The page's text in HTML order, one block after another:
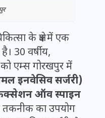
के क्षेत्र में एक
30 वर्षीय,
एम्स गोरखपुर में
इनवेसिव सर्जरी)
ऑव स्पाइन
तकनीक का उपयोग